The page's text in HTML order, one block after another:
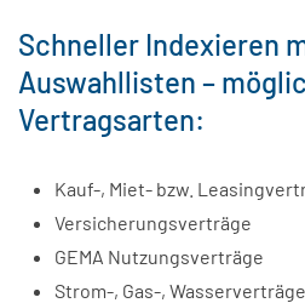
Schneller Indexieren
Auswahllisten –
Vertragsarten:
Kauf-, Miet- bzw.
Versicherungsverträge
GEMA Nutzungsverträge
Strom-, Gas-, Wasserverträge